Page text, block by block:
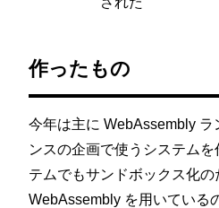
作ったもの
今年は主に WebAssembly ラ
ンスの企画で使うシステム
テムでもサンドボックス化の
WebAssembly を用いている